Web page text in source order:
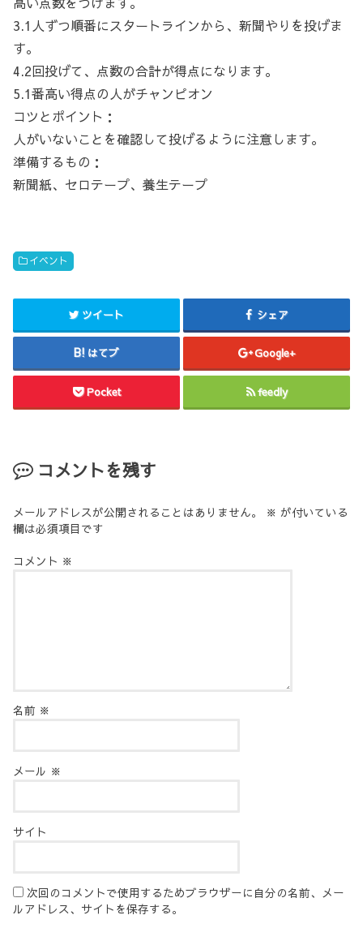
3.1人ずつ順番にスタートラインから、新聞やりを投げま
す。
4.2回投げて、点数の合計が得点になります。
5.1番高い得点の人がチャンピオン
コツとポイント：
人がいないことを確認して投げるように注意します。
準備するもの：
新聞紙、セロテープ、養生テープ
イベント
ツイート シェア
はてブ Google+
Pocket feedly
コメントを残す
メールアドレスが公開されることはありません。 ※ が付いている
欄は必須項目です
コメント ※
名前 ※
メール ※
サイト
次回のコメントで使用するためブラウザーに自分の名前、メー
ルアドレス、サイトを保存する。